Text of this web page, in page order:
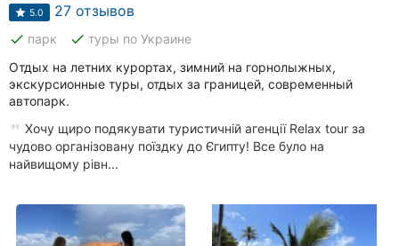
5.0 27 отзывов
done парк done туры по Украине
Отдых на летних курортах, зимний на горнолыжных,
экскурсионные туры, отдых за границей, современный
автопарк.
Хочу щиро подякувати туристичній агенції Relax tour за
чудово організовану поїздку до Єгипту! Все було на
найвищому рівн...